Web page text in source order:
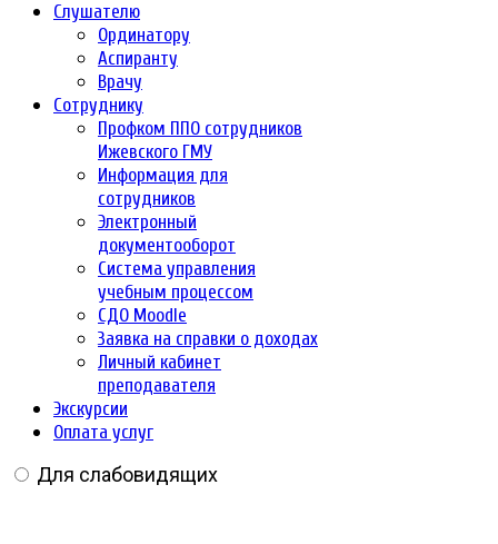
Слушателю
Ординатору
Аспиранту
Врачу
Сотруднику
Профком ППО сотрудников
Ижевского ГМУ
Информация для
сотрудников
Электронный
документооборот
Система управления
учебным процессом
СДО Moodle
Заявка на справки о доходах
Личный кабинет
преподавателя
Экскурсии
Оплата услуг
Для слабовидящих